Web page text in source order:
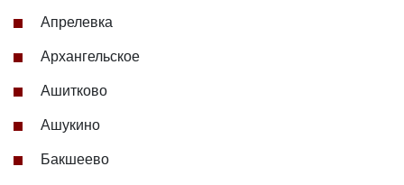
Апрелевка
Архангельское
Ашитково
Ашукино
Бакшеево